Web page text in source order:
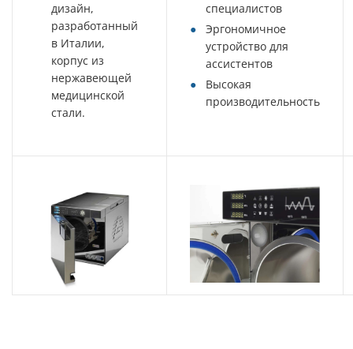
дизайн,
разработанный
в Италии,
корпус из
нержавеющей
медицинской
стали.
специалистов
Эргономичное
устройство для
ассистентов
Высокая
производительность